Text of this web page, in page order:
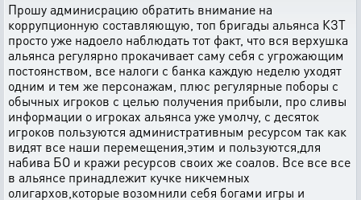
Прошу админисрацию обратить внимание на
коррупционную составляющую, топ бригады альянса КЗТ
просто уже надоело наблюдать тот факт, что вся верхушка
альянса регулярно прокачивает саму себя с угрожающим
постоянством, все налоги с банка каждую неделю уходят
одним и тем же персонажам, плюс регулярные поборы с
обычных игроков с целью получения прибыли, про сливы
информации о игроках альянса уже умолчу, с десяток
игроков пользуются административным ресурсом так как
видят все наши перемещения,этим и пользуются,для
набива БО и кражи ресурсов своих же соалов. Все все все
в альянсе принадлежит кучке никчемных
олигархов,которые возомнили себя богами игры и